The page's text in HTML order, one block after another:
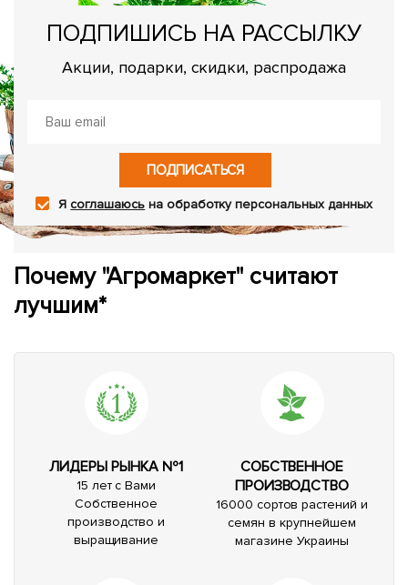
ПОДПИШИСЬ НА РАССЫЛКУ
Акции, подарки, скидки, распродажа
ПОДПИСАТЬСЯ
Ясоглашаюсь на обработку персональных данных
Почему "Агромаркет" считают
лучшим*
ЛИДЕРЫ РЫНКА №1
15 лет с Вами
Собственное
производство и
выращивание
СОБСТВЕННОЕ
ПРОИЗВОДСТВО
16000 сортов растений и
семян в крупнейшем
магазине Украины